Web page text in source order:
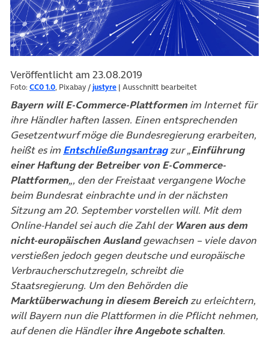
Veröffentlicht am 23.08.2019
Foto: CC0 1.0, Pixabay /justyre | Ausschnitt bearbeitet
Bayern will E-Commerce-Plattformenim Internet für
ihre Händler haften lassen. Einen entsprechenden
Gesetzentwurf möge die Bundesregierung erarbeiten,
heißt es im Entschließungsantrag(öffnet in neuem Tab)
zur „Einführung
einer Haftung der Betreiber von E-Commerce-
Plattformen„, den der Freistaat vergangene Woche
beim Bundesrat einbrachte und in der nächsten
Sitzung am 20. September vorstellen will. Mit dem
Online-Handel sei auch die Zahl der Waren aus dem
nicht-europäischen Auslandgewachsen – viele davon
verstießen jedoch gegen deutsche und europäische
Verbraucherschutzregeln, schreibt die
Staatsregierung. Um den Behörden die
Marktüberwachung in diesem Bereichzu erleichtern,
will Bayern nun die Plattformen in die Pflicht nehmen,
auf denen die Händlerihre Angebote schalten.